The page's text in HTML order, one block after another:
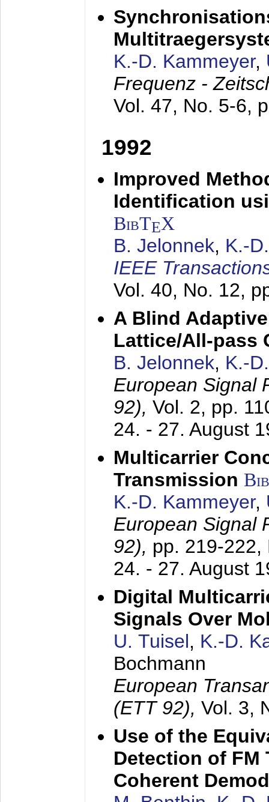
K.-D. Kammeyer,
Frequenz -
Vol. 47, No. 5-6,
1992
Improved
Identification
BibTEX
B. Jelonnek, K.-
IEEE
Vol. 40, No. 12,
A Blind
Lattice/All-pass
B. Jelonnek, K.-
European Signal
92), Vol. 2, pp.
24. - 27. August
Multicarrier
Transmission
K.-D. Kammeyer,
European Signal
92), pp. 219-222,
24. - 27. August
Digital
Signals Over
U. Tuisel, K.-D.
Bochmann
European
(ETT 92), Vol. 3,
Use of the
Detection of FM
Coherent